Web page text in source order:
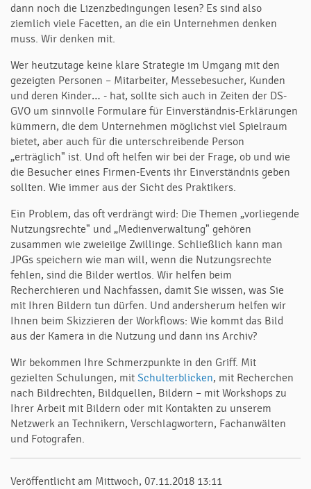
dann noch die Lizenzbedingungen lesen? Es sind also
ziemlich viele Facetten, an die ein Unternehmen denken
muss. Wir denken mit.
Wer heutzutage keine klare Strategie im Umgang mit den
gezeigten Personen – Mitarbeiter, Messebesucher, Kunden
und deren Kinder… - hat, sollte sich auch in Zeiten der DS-
GVO um sinnvolle Formulare für Einverständnis-Erklärungen
kümmern, die dem Unternehmen möglichst viel Spielraum
bietet, aber auch für die unterschreibende Person
„erträglich" ist. Und oft helfen wir bei der Frage, ob und wie
die Besucher eines Firmen-Events ihr Einverständnis geben
sollten. Wie immer aus der Sicht des Praktikers.
Ein Problem, das oft verdrängt wird: Die Themen „vorliegende
Nutzungsrechte" und „Medienverwaltung" gehören
zusammen wie zweieiige Zwillinge. Schließlich kann man
JPGs speichern wie man will, wenn die Nutzungsrechte
fehlen, sind die Bilder wertlos. Wir helfen beim
Recherchieren und Nachfassen, damit Sie wissen, was Sie
mit Ihren Bildern tun dürfen. Und andersherum helfen wir
Ihnen beim Skizzieren der Workflows: Wie kommt das Bild
aus der Kamera in die Nutzung und dann ins Archiv?
Wir bekommen Ihre Schmerzpunkte in den Griff. Mit
gezielten Schulungen, mit Schulterblicken, mit Recherchen
nach Bildrechten, Bildquellen, Bildern – mit Workshops zu
Ihrer Arbeit mit Bildern oder mit Kontakten zu unserem
Netzwerk an Technikern, Verschlagwortern, Fachanwälten
und Fotografen.
Veröffentlicht am Mittwoch, 07.11.2018 13:11